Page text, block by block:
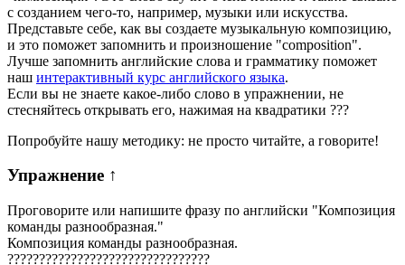
с созданием чего-то, например, музыки или искусства.
Представьте себе, как вы создаете музыкальную композицию,
и это поможет запомнить и произношение "composition".
Лучше запомнить английские слова и грамматику поможет
наш интерактивный курс английского языка.
Если вы не знаете какое-либо слово в упражнении, не
стесняйтесь открывать его, нажимая на квадратики ???
Попробуйте нашу методику: не просто читайте, а говорите!
Упражнение ↑
Проговорите или напишите фразу по английски "Композиция
команды разнообразная."
Композиция команды разнообразная.
????????????????????????????????